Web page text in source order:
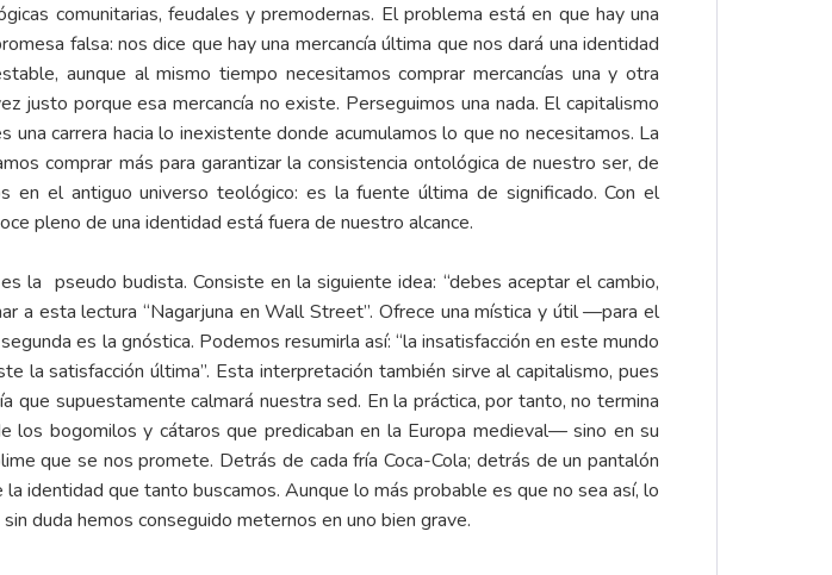
comunitarias, feudales y premodernas. El problema está en que hay una
falsa: nos dice que hay una mercancía última que nos dará una identidad
aunque al mismo tiempo necesitamos comprar mercancías una y otra
justo porque esa mercancía no existe. Perseguimos una nada. El capitalismo
una carrera hacia lo inexistente donde acumulamos lo que no necesitamos. La
comprar más para garantizar la consistencia ontológica de nuestro ser, de
en el antiguo universo teológico: es la fuente última de significado. Con el
pleno de una identidad está fuera de nuestro alcance.
la pseudo budista. Consiste en la siguiente idea: “debes aceptar el cambio,
a esta lectura “Nagarjuna en Wall Street”. Ofrece una mística y útil —para el
es la gnóstica. Podemos resumirla así: “la insatisfacción en este mundo
la satisfacción última”. Esta interpretación también sirve al capitalismo, pues
que supuestamente calmará nuestra sed. En la práctica, por tanto, no termina
bogomilos y cátaros que predicaban en la Europa medieval— sino en su
que se nos promete. Detrás de cada fría Coca-Cola; detrás de un pantalón
identidad que tanto buscamos. Aunque lo más probable es que no sea así, lo
duda hemos conseguido meternos en uno bien grave.